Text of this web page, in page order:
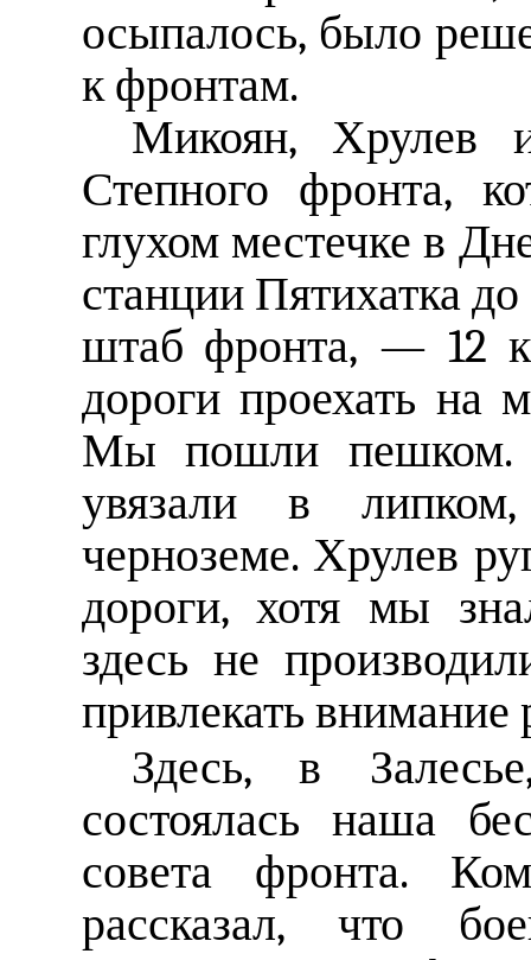
осыпалось, было
к фронтам.
Микоян, Хрулев
Степного фронта,
глухом местечке в
станции Пятихатка до
штаб фронта, — 12
дороги проехать на
Мы пошли пешком.
увязали в
черноземе. Хрулев
дороги, хотя мы
здесь не
привлекать внимание
Здесь, в
состоялась наша
совета фронта.
рассказал, что